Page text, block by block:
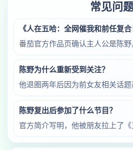
常见问
《人在五哈：全网催我和前任复
番茄官方作品页确认主人公是陈野
陈野为什么重新受到关注？
他退圈两年后因为前女友相关话题
陈野复出后参加了什么节目？
官方简介写明，他被朋友拉上了《